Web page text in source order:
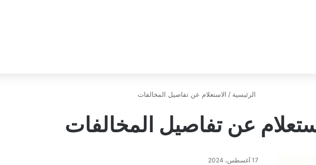
الرئيسية / الاستعلام عن تفاصيل المخالفات
عن تفاصيل المخالفات
17 أغسطس، 2024